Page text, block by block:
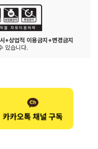
+상업적 이용금지+변경금지
있습니다.